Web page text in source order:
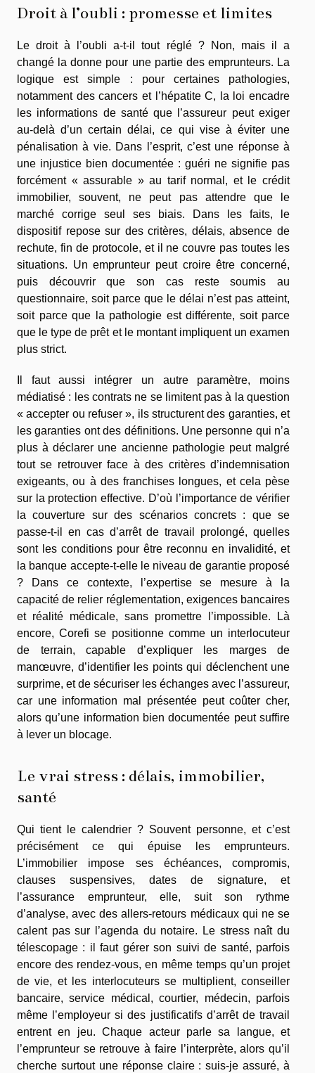
Droit à l’oubli : promesse et limites
Le droit à l’oubli a-t-il tout réglé ? Non, mais il a
changé la donne pour une partie des emprunteurs. La
logique est simple : pour certaines pathologies,
notamment des cancers et l’hépatite C, la loi encadre
les informations de santé que l’assureur peut exiger
au-delà d’un certain délai, ce qui vise à éviter une
pénalisation à vie. Dans l’esprit, c’est une réponse à
une injustice bien documentée : guéri ne signifie pas
forcément « assurable » au tarif normal, et le crédit
immobilier, souvent, ne peut pas attendre que le
marché corrige seul ses biais. Dans les faits, le
dispositif repose sur des critères, délais, absence de
rechute, fin de protocole, et il ne couvre pas toutes les
situations. Un emprunteur peut croire être concerné,
puis découvrir que son cas reste soumis au
questionnaire, soit parce que le délai n’est pas atteint,
soit parce que la pathologie est différente, soit parce
que le type de prêt et le montant impliquent un examen
plus strict.
Il faut aussi intégrer un autre paramètre, moins
médiatisé : les contrats ne se limitent pas à la question
« accepter ou refuser », ils structurent des garanties, et
les garanties ont des définitions. Une personne qui n’a
plus à déclarer une ancienne pathologie peut malgré
tout se retrouver face à des critères d’indemnisation
exigeants, ou à des franchises longues, et cela pèse
sur la protection effective. D’où l’importance de vérifier
la couverture sur des scénarios concrets : que se
passe-t-il en cas d’arrêt de travail prolongé, quelles
sont les conditions pour être reconnu en invalidité, et
la banque accepte-t-elle le niveau de garantie proposé
? Dans ce contexte, l’expertise se mesure à la
capacité de relier réglementation, exigences bancaires
et réalité médicale, sans promettre l’impossible. Là
encore, Corefi se positionne comme un interlocuteur
de terrain, capable d’expliquer les marges de
manœuvre, d’identifier les points qui déclenchent une
surprime, et de sécuriser les échanges avec l’assureur,
car une information mal présentée peut coûter cher,
alors qu’une information bien documentée peut suffire
à lever un blocage.
Le vrai stress : délais, immobilier,
santé
Qui tient le calendrier ? Souvent personne, et c’est
précisément ce qui épuise les emprunteurs.
L’immobilier impose ses échéances, compromis,
clauses suspensives, dates de signature, et
l’assurance emprunteur, elle, suit son rythme
d’analyse, avec des allers-retours médicaux qui ne se
calent pas sur l’agenda du notaire. Le stress naît du
télescopage : il faut gérer son suivi de santé, parfois
encore des rendez-vous, en même temps qu’un projet
de vie, et les interlocuteurs se multiplient, conseiller
bancaire, service médical, courtier, médecin, parfois
même l’employeur si des justificatifs d’arrêt de travail
entrent en jeu. Chaque acteur parle sa langue, et
l’emprunteur se retrouve à faire l’interprète, alors qu’il
cherche surtout une réponse claire : suis-je assuré, à